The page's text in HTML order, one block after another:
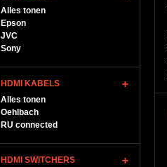
Alles tonen
Epson
JVC
Sony
HDMI KABELS
Alles tonen
Oehlbach
RU connected
HDMI SWITCHERS